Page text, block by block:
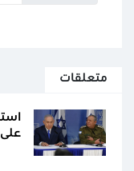
متعلقات
على